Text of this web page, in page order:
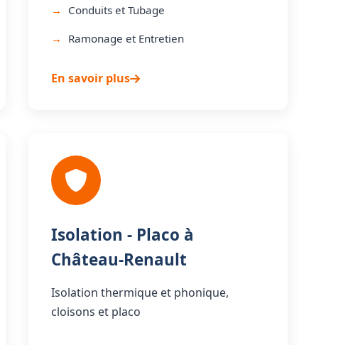
Conduits et Tubage
Ramonage et Entretien
En savoir plus
Isolation - Placo à
Château-Renault
Isolation thermique et phonique,
cloisons et placo